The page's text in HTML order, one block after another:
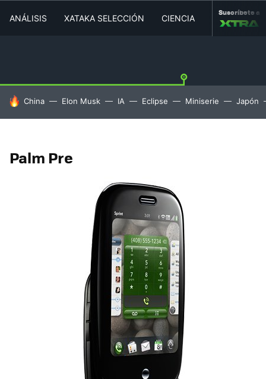
ANÁLISIS XATAKA SELECCIÓN CIENCIA MOVILIDAD
Suscríbete a
HOY SE HABLA DE
China Elon Musk IA Eclipse Miniserie Japón
Palm Pre